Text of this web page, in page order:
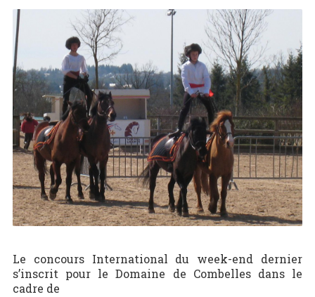
Le concours International du week-end dernier
s’inscrit pour le Domaine de Combelles dans le
cadre de